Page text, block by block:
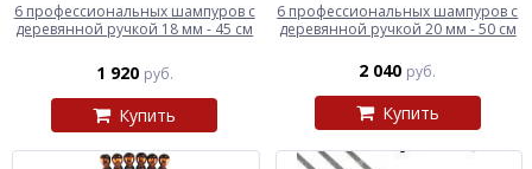
6 профессиональных шампуров с
деревянной ручкой 18 мм - 45 см
1 920 руб.
Купить
6 профессиональных шампуров с
деревянной ручкой 20 мм - 50 см
2 040 руб.
Купить